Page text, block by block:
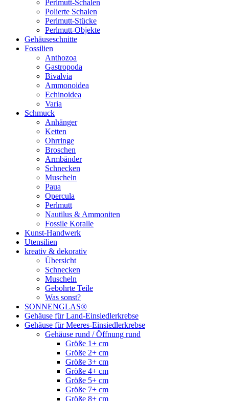
Perlmutt-Schalen
Polierte Schalen
Perlmutt-Stücke
Perlmutt-Objekte
Gehäuseschnitte
Fossilien
Anthozoa
Gastropoda
Bivalvia
Ammonoidea
Echinoidea
Varia
Schmuck
Anhänger
Ketten
Ohrringe
Broschen
Armbänder
Schnecken
Muscheln
Paua
Opercula
Perlmutt
Nautilus & Ammoniten
Fossile Koralle
Kunst-Handwerk
Utensilien
kreativ & dekorativ
Übersicht
Schnecken
Muscheln
Gebohrte Teile
Was sonst?
SONNENGLAS®
Gehäuse für Land-Einsiedlerkrebse
Gehäuse für Meeres-Einsiedlerkrebse
Gehäuse rund / Öffnung rund
Größe 1+ cm
Größe 2+ cm
Größe 3+ cm
Größe 4+ cm
Größe 5+ cm
Größe 7+ cm
Größe 8+ cm